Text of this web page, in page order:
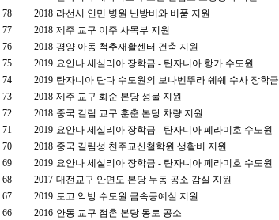
78
2018 라선시 인민 병원 난방비와 비품 지원
77
2018 제주 교구 이주 사목부 지원
76
2018 평양 아동 척추재활센터 건축 지원
75
2019 요안나 세실리아 장학금 - 탄자니아 항가 수도원
74
2019 탄자니아 단다 수도원의 보나벤뚜라 쉐쉐 수사 장학금
73
2018 제주 교구 화순 본당 성물 지원
72
2018 중국 길림 교구 훈춘 본당 차량 지원
71
2019 요안나 세실리아 장학금 - 탄자니아 페라미호 수도원
70
2018 중국 길림성 천주교신철학원 생활비 지원
69
2019 요안나 세실리아 장학금 - 탄자니아 페라미호 수도원
68
2017 대전교구 안면도 본당 누동 공소 감실 지원
67
2019 토고 악방 수도원 금속공예실 지원
66
2016 안동 교구 점촌 본당 동로 공소